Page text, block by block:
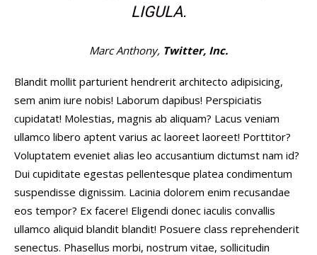
LIGULA.
Marc Anthony, Twitter, Inc.
Blandit mollit parturient hendrerit architecto adipisicing,
sem anim iure nobis! Laborum dapibus! Perspiciatis
cupidatat! Molestias, magnis ab aliquam? Lacus veniam
ullamco libero aptent varius ac laoreet laoreet! Porttitor?
Voluptatem eveniet alias leo accusantium dictumst nam id?
Dui cupiditate egestas pellentesque platea condimentum
suspendisse dignissim. Lacinia dolorem enim recusandae
eos tempor? Ex facere! Eligendi donec iaculis convallis
ullamco aliquid blandit blandit! Posuere class reprehenderit
senectus. Phasellus morbi, nostrum vitae, sollicitudin